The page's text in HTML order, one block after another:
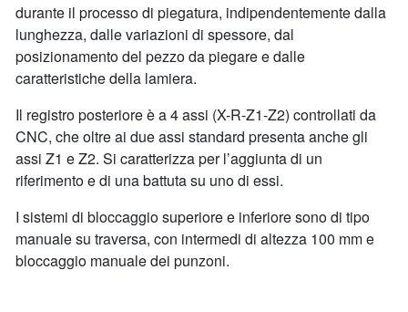
durante il processo di piegatura, indipendentemente dalla
lunghezza, dalle variazioni di spessore, dal
posizionamento del pezzo da piegare e dalle
caratteristiche della lamiera.
Il registro posteriore è a 4 assi (X-R-Z1-Z2) controllati da
CNC, che oltre ai due assi standard presenta anche gli
assi Z1 e Z2. Si caratterizza per l’aggiunta di un
riferimento e di una battuta su uno di essi.
I sistemi di bloccaggio superiore e inferiore sono di tipo
manuale su traversa, con intermedi di altezza 100 mm e
bloccaggio manuale dei punzoni.